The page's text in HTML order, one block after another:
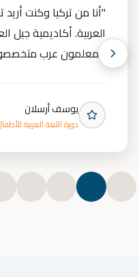
"أنا من تركيا وكنت
العربية. أكاديمية جيل
المعلمون عرب
يوسف أرسلان
دورة اللغة العربية